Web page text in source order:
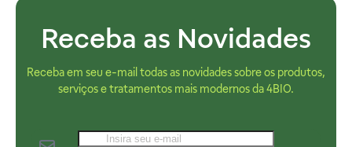
Receba as Novidades
Receba em seu e-mail todas as novidades sobre os produtos,
serviços e tratamentos mais modernos da 4BIO.